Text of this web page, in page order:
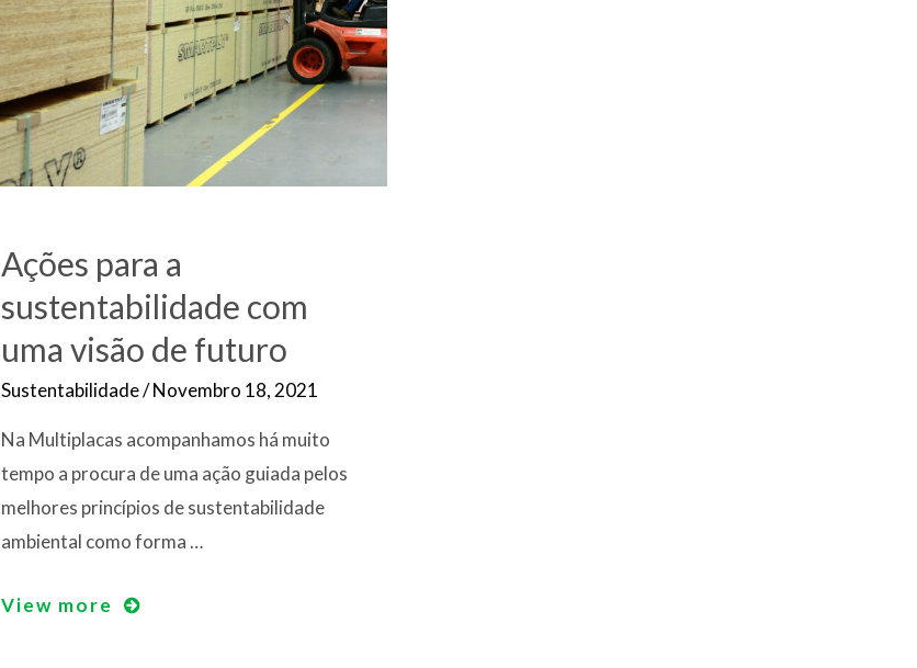
Ações para a
sustentabilidade com
uma visão de futuro
Sustentabilidade/Novembro 18, 2021
Na Multiplacas acompanhamos há muito
tempo a procura de uma ação guiada pelos
melhores princípios de sustentabilidade
ambiental como forma …
Ações
View more